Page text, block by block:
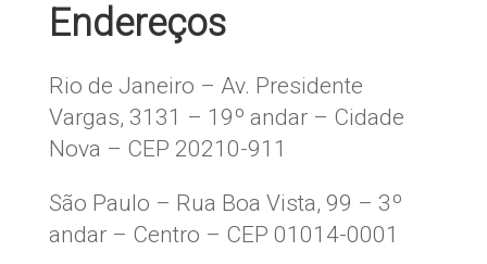
Endereços
Rio de Janeiro – Av. Presidente
Vargas, 3131 – 19º andar – Cidade
Nova – CEP 20210-911
São Paulo – Rua Boa Vista, 99 – 3º
andar – Centro – CEP 01014-0001